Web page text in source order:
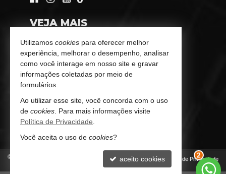
VEJA MAIS
Consultoria Imobiliária Personalizada
trabalhe conosco
Indicadores Financeiros
Imóveis Favoritos
Mapa de Imóveis
© Política de Privacidade
2
Utilizamos cookies para oferecer melhor
experiência, melhorar o desempenho, analisar
como você interage em nosso site e gravar
informações coletadas por meio de
formulários.
Ao utilizar esse site, você concorda com o uso
de cookies . Para mais informações visite
Política de Privacidade
Você aceita o uso de cookies?
aceito cookies